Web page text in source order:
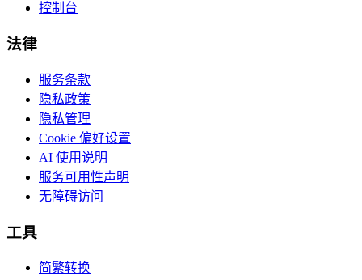
控制台
法律
服务条款
隐私政策
隐私管理
Cookie 偏好设置
AI 使用说明
服务可用性声明
无障碍访问
工具
简繁转换